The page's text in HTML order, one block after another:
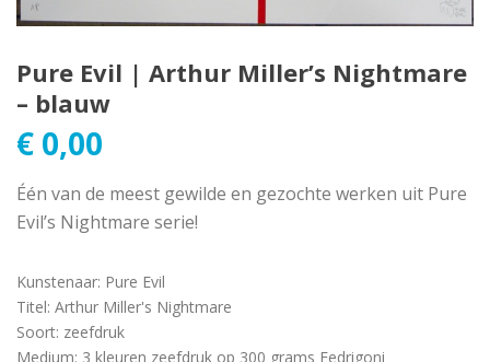
Pure Evil | Arthur Miller’s Nightmare
– blauw
€ 0,00
Één van de meest gewilde en gezochte werken uit Pure
Evil’s Nightmare serie!
Kunstenaar: Pure Evil
Titel: Arthur Miller's Nightmare
Soort: zeefdruk
Medium: 3 kleuren zeefdruk op 300 grams Fedrigoni